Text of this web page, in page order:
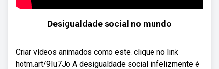
Desigualdade social no mundo
Criar vídeos animados como este, clique no link
hotm.art/9Iu7Jo A desigualdade social infelizmente é